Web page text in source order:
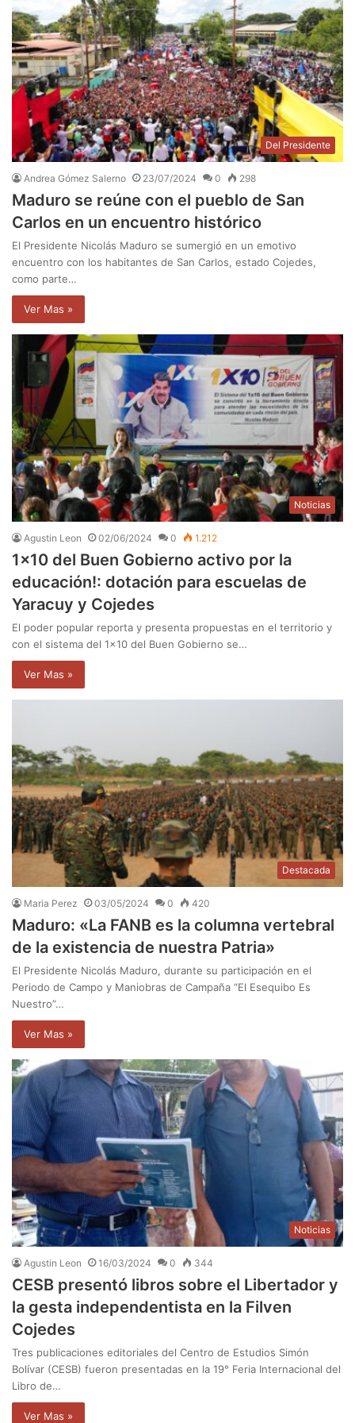
Del Presidente
Andrea Gómez Salerno 23/07/2024 0 298
Maduro se reúne con el pueblo de San
Carlos en un encuentro histórico
El Presidente Nicolás Maduro se sumergió en un emotivo
encuentro con los habitantes de San Carlos, estado Cojedes,
como parte…
Ver Mas »
Noticias
Agustin Leon 02/06/2024 0 1.212
1×10 del Buen Gobierno activo por la
educación!: dotación para escuelas de
Yaracuy y Cojedes
El poder popular reporta y presenta propuestas en el territorio y
con el sistema del 1×10 del Buen Gobierno se…
Ver Mas »
Destacada
Maria Perez 03/05/2024 0 420
Maduro: «La FANB es la columna vertebral
de la existencia de nuestra Patria»
El Presidente Nicolás Maduro, durante su participación en el
Periodo de Campo y Maniobras de Campaña “El Esequibo Es
Nuestro”…
Ver Mas »
Noticias
Agustin Leon 16/03/2024 0 344
CESB presentó libros sobre el Libertador y
la gesta independentista en la Filven
Cojedes
Tres publicaciones editoriales del Centro de Estudios Simón
Bolívar (CESB) fueron presentadas en la 19° Feria Internacional del
Libro de…
Ver Mas »